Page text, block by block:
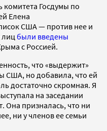
комитета Госдумы по
Елена
США — против нее и
лиц были введены
с Россией.
что «выдержит»
США, но добавила, что ей
достаточно скромная. Я
на заседании
Она призналась, что ни
ни у членов ее семьи